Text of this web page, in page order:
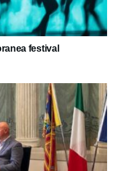
festival